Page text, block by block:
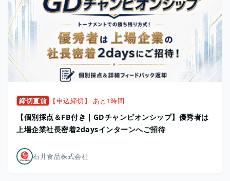
締切直前 【申込締切】 あと1時間
【個別採点＆FB付き｜GDチャンピオンシップ】優秀者は
上場企業社長密着2daysインターンへご招待
石井食品株式会社